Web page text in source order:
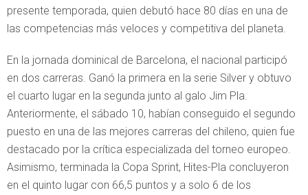
presente temporada, quien debutó hace 80 días en una de
las competencias más veloces y competitiva del planeta.
En la jornada dominical de Barcelona, el nacional participó
en dos carreras. Ganó la primera en la serie Silver y obtuvo
el cuarto lugar en la segunda junto al galo Jim Pla.
Anteriormente, el sábado 10, habían conseguido el segundo
puesto en una de las mejores carreras del chileno, quien fue
destacado por la crítica especializada del torneo europeo.
Asimismo, terminada la Copa Sprint, Hites-Pla concluyeron
en el quinto lugar con 66,5 puntos y a solo 6 de los